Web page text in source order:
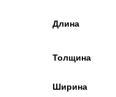
Длина
Толщина
Ширина